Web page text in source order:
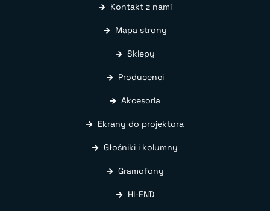
Kontakt z nami
Mapa strony
Sklepy
Producenci
Akcesoria
Ekrany do projektora
Głośniki i kolumny
Gramofony
HI-END